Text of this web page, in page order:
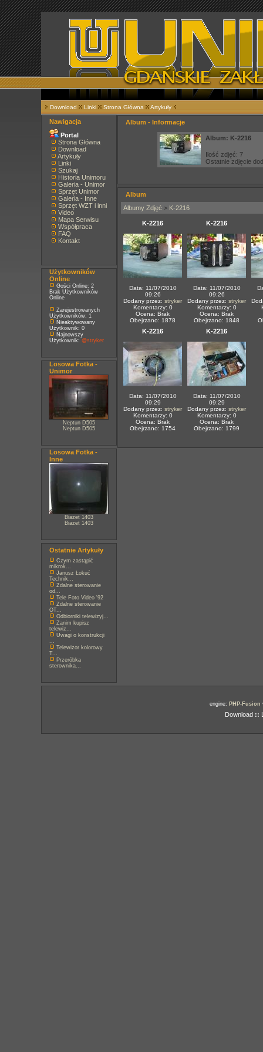
Download Linki Strona Główna Artykuły
Nawigacja
Portal
Strona Główna
Download
Artykuły
Linki
Szukaj
Historia Unimoru
Galeria - Unimor
Sprzęt Unimor
Galeria - Inne
Sprzęt WZT i inni
Video
Mapa Serwisu
Współpraca
FAQ
Kontakt
Użytkowników
Online
Gości Online: 2
Brak Użytkowników
Online
Zarejestrowanych
Użytkowników: 1
Nieaktywowany
Użytkownik: 0
Najnowszy
Użytkownik: @stryker
Losowa Fotka -
Unimor
Neptun D505
Neptun D505
Losowa Fotka -
Inne
Biazet 1403
Biazet 1403
Ostatnie Artykuły
Czym zastąpić
mikrok...
Janusz Łokuć
Technik...
Zdalne sterowanie
od...
Tele Foto Video '92
Zdalne sterowanie
OT...
Odbiorniki telewizyj...
Zanim kupisz
telewiz...
Uwagi o konstrukcji
...
Telewizor kolorowy
T...
Przeróbka
sterownika...
Album - Informacje
Album: K-2216
Ilość zdjęć: 7
Ostatnie zdjęcie
Album
Albumy Zdjęć > K-2216
K-2216
Data: 11/07/2010
09:26
Dodany przez: stryker
Komentarzy: 0
Ocena: Brak
Obejrzano: 1878
K-2216
Data: 11/07/2010
09:26
Dodany przez: stryker
Komentarzy: 0
Ocena: Brak
Obejrzano: 1848
K-2216
Data: 11/07/2010
09:29
Dodany przez: stryker
Komentarzy: 0
Ocena: Brak
Obejrzano: 1754
K-2216
Data: 11/07/2010
09:29
Dodany przez: stryker
Komentarzy: 0
Ocena: Brak
Obejrzano: 1799
engine: PHP-Fusion
Download ::